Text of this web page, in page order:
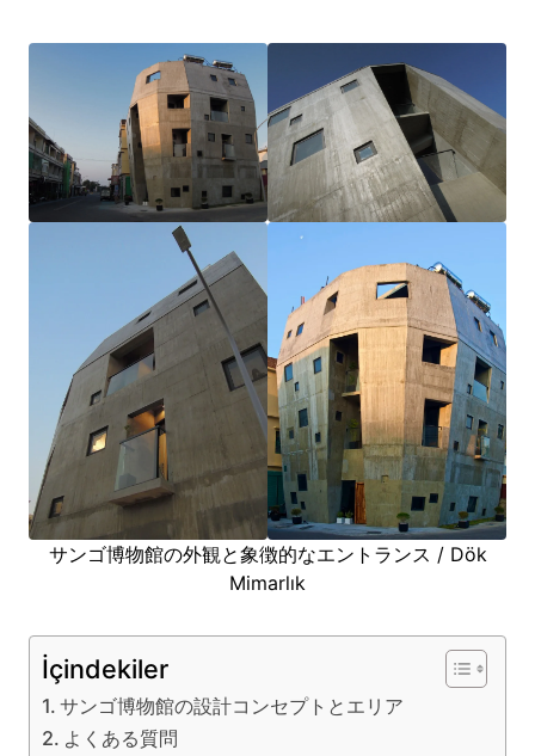
サンゴ博物館の外観と象徴的なエントランス / Dök
Mimarlık
İçindekiler
サンゴ博物館の設計コンセプトとエリア
よくある質問